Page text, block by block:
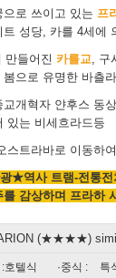
으로 쓰이고 있는 프
트 성당, 카를 4세에
만들어진 카를교 ,
봄으로 유명한 바츨
교개혁자 얀후스 동
있는 비세흐라드등
스트라바로 이동하
★역사 트램-전통
를 감상하며 프라하
(★★★★)
:호텔식 ·중식 : 특